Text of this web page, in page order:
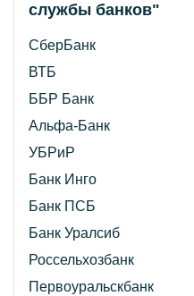
службы банков"
СберБанк
ВТБ
ББР Банк
Альфа-Банк
УБРиР
Банк Инго
Банк ПСБ
Банк Уралсиб
Россельхозбанк
Первоуральскбанк